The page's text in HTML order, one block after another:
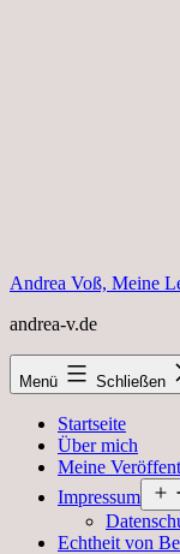
Andrea Voß, Meine
andrea-v.de
Menü Schließen
Startseite
Über mich
Meine
Impressum
Echtheit von